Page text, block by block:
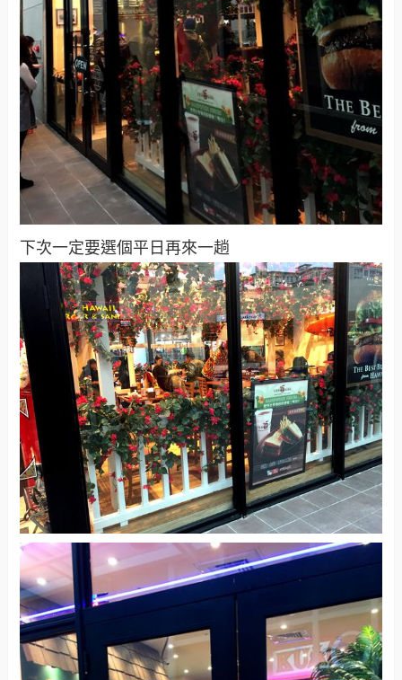
下次一定要選個平日再來一趟